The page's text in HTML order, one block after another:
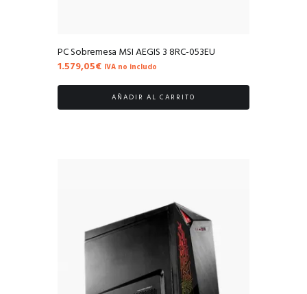
PC Sobremesa MSI AEGIS 3 8RC-053EU
1.579,05€ IVA no includo
AÑADIR AL CARRITO